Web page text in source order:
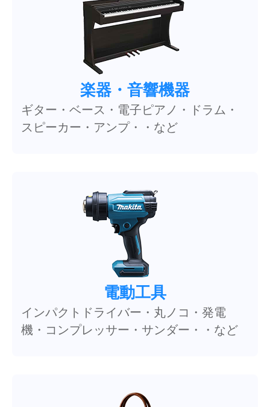
楽器・音響機器
ギター・ベース・電子ピアノ・ドラム・
スピーカー・アンプ・・など
電動工具
インパクトドライバー・丸ノコ・発電
機・コンプレッサー・サンダー・・など